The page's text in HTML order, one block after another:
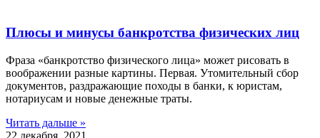
Плюсы и минусы банкротства физических лиц
Фраза «банкротство физического лица» может рисовать в
воображении разные картины. Первая. Утомительный сбор
документов, раздражающие походы в банки, к юристам,
нотариусам и новые денежные траты.
Читать дальше »
22 декабря, 2021